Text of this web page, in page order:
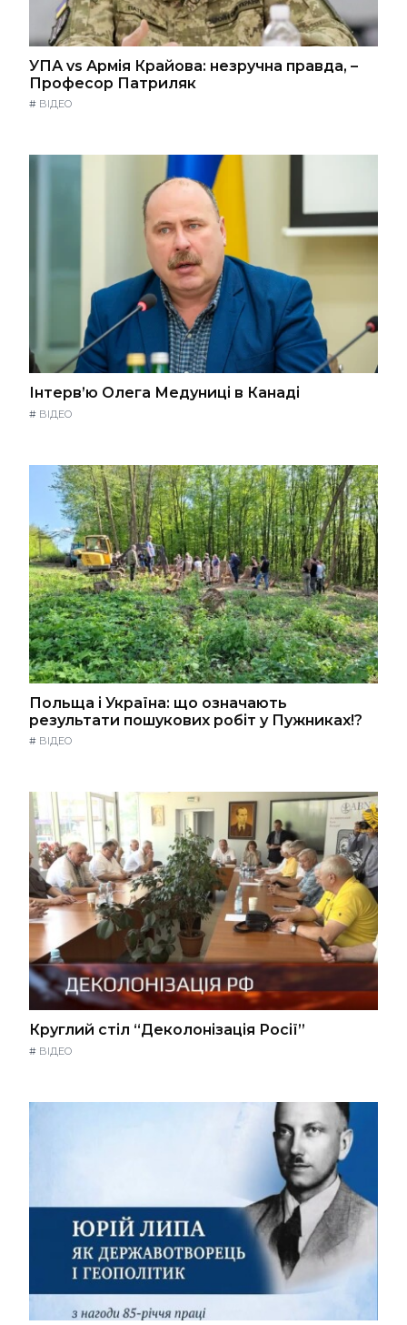
УПА vs Армія Крайова: незручна правда, –
Професор Патриляк
# ВІДЕО
Інтерв’ю Олега Медуниці в Канаді
# ВІДЕО
Польща і Україна: що означають
результати пошукових робіт у Пужниках!?
# ВІДЕО
Круглий стіл “Деколонізація Росії”
# ВІДЕО